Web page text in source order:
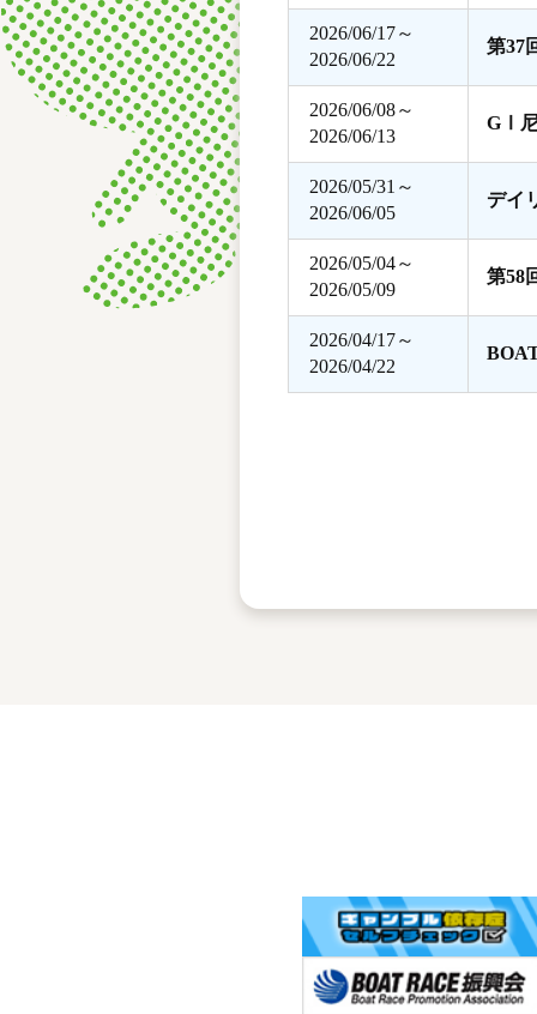
2026/06/17～
2026/06/22
第37
2026/06/08～
2026/06/13
GⅠ尼
2026/05/31～
2026/06/05
デイ
2026/05/04～
2026/05/09
第58
2026/04/17～
2026/04/22